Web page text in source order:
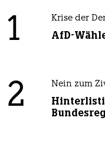
1 Krise der
AfD-
2 Nein zum